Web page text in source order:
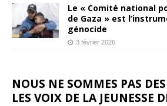
Le « Comité national
de Gaza » est
génocide
3 février 2026
NOUS NE SOMMES PAS
LES VOIX DE LA JEUNESSE